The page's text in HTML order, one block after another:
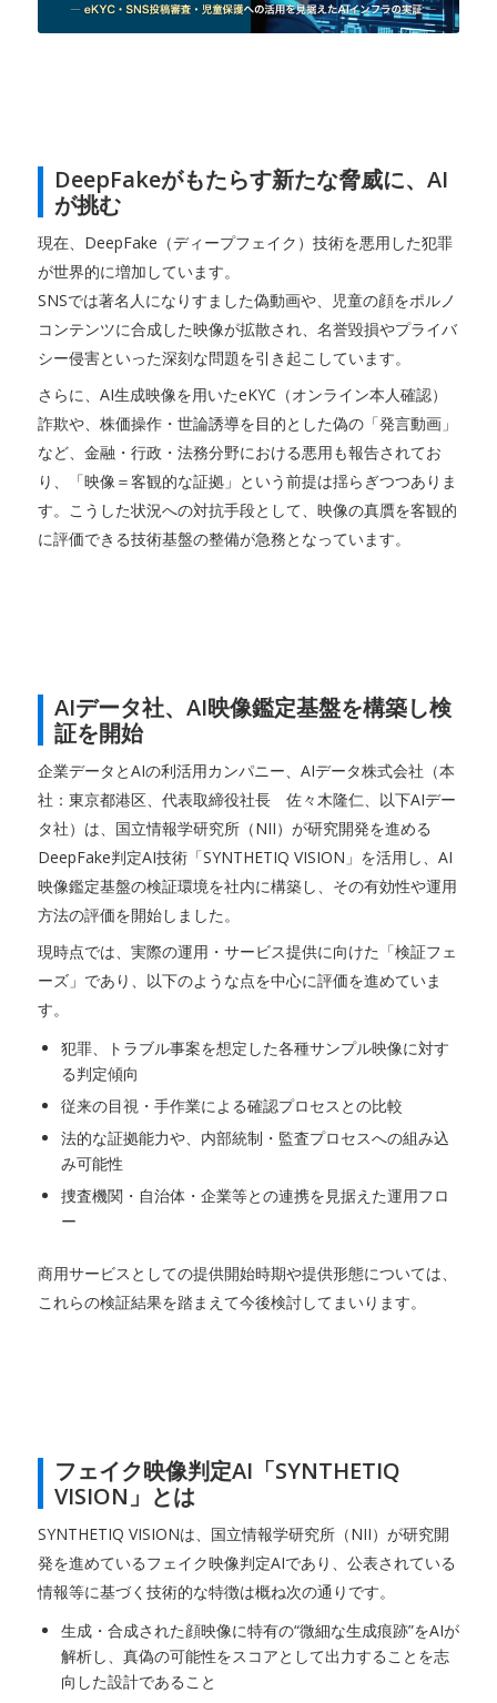
DeepFakeがもたらす新たな脅威に、AI
が挑む
現在、DeepFake（ディープフェイク）技術を悪用した犯罪
が世界的に増加しています。
SNSでは著名人になりすました偽動画や、児童の顔をポルノ
コンテンツに合成した映像が拡散され、名誉毀損やプライバ
シー侵害といった深刻な問題を引き起こしています。
さらに、AI生成映像を用いたeKYC（オンライン本人確認）
詐欺や、株価操作・世論誘導を目的とした偽の「発言動画」
など、金融・行政・法務分野における悪用も報告されてお
り、「映像＝客観的な証拠」という前提は揺らぎつつありま
す。こうした状況への対抗手段として、映像の真贋を客観的
に評価できる技術基盤の整備が急務となっています。
AIデータ社、AI映像鑑定基盤を構築し検
証を開始
企業データとAIの利活用カンパニー、AIデータ株式会社（本
社：東京都港区、代表取締役社長 佐々木隆仁、以下AIデー
タ社）は、国立情報学研究所（NII）が研究開発を進める
DeepFake判定AI技術「SYNTHETIQ VISION」を活用し、AI
映像鑑定基盤の検証環境を社内に構築し、その有効性や運用
方法の評価を開始しました。
現時点では、実際の運用・サービス提供に向けた「検証フェ
ーズ」であり、以下のような点を中心に評価を進めていま
す。
犯罪、トラブル事案を想定した各種サンプル映像に対す
る判定傾向
従来の目視・手作業による確認プロセスとの比較
法的な証拠能力や、内部統制・監査プロセスへの組み込
み可能性
捜査機関・自治体・企業等との連携を見据えた運用フロ
ー
商用サービスとしての提供開始時期や提供形態については、
これらの検証結果を踏まえて今後検討してまいります。
フェイク映像判定AI「SYNTHETIQ
VISION」とは
SYNTHETIQ VISIONは、国立情報学研究所（NII）が研究開
発を進めているフェイク映像判定AIであり、公表されている
情報等に基づく技術的な特徴は概ね次の通りです。
生成・合成された顔映像に特有の“微細な生成痕跡”をAIが
解析し、真偽の可能性をスコアとして出力することを志
向した設計であること